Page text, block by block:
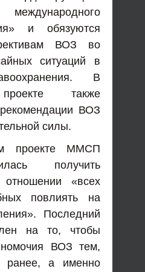
и обязуются
ВОЗ во
ситуаций в
В
также
ВОЗ
силы.
проекте ММСП
получить
«всех
повлиять на
Последний
на то, чтобы
ВОЗ тем,
а именно